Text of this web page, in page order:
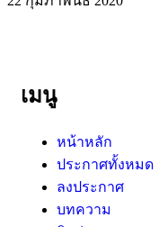
เมนู
หน้าหลัก
ประกาศทั้งหมด
ลงประกาศ
บทความ